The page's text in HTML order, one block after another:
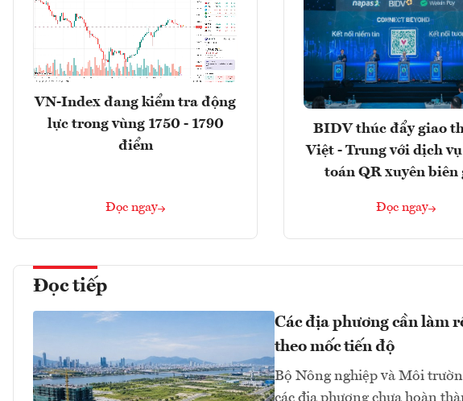
VN-Index đang kiểm tra động
lực trong vùng 1750 - 1790
điểm
Đọc ngay
BIDV thúc đẩy giao
Việt - Trung với dịch
toán QR xuyên biên
Đọc ngay
Đọc tiếp
Các địa phương cần làm
theo mốc tiến độ
Bộ Nông nghiệp và Môi
các địa phương chưa hoàn